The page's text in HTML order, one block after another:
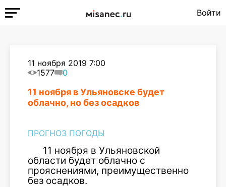
Войти
11 ноября 2019 7:00
1577
0
11 ноября в Ульяновске будет
облачно, но без осадков
ПРОГНОЗ ПОГОДЫ
11 ноября в Ульяновской
области будет облачно с
прояснениями, преимущественно
без осадков.